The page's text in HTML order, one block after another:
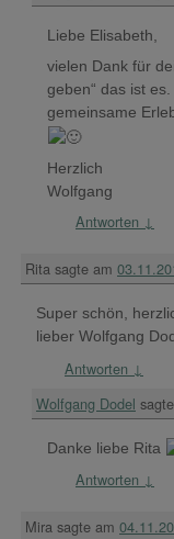
Liebe Elisabeth,
vielen Dank für
geben“ das ist
gemeinsame
Herzlich
Wolfgang
Antworten ↓
Rita sagte am
Super schön,
lieber Wolfgang
Antworten ↓
Wolfgang Dodel
Danke liebe Rita
Antworten ↓
Mira sagte am